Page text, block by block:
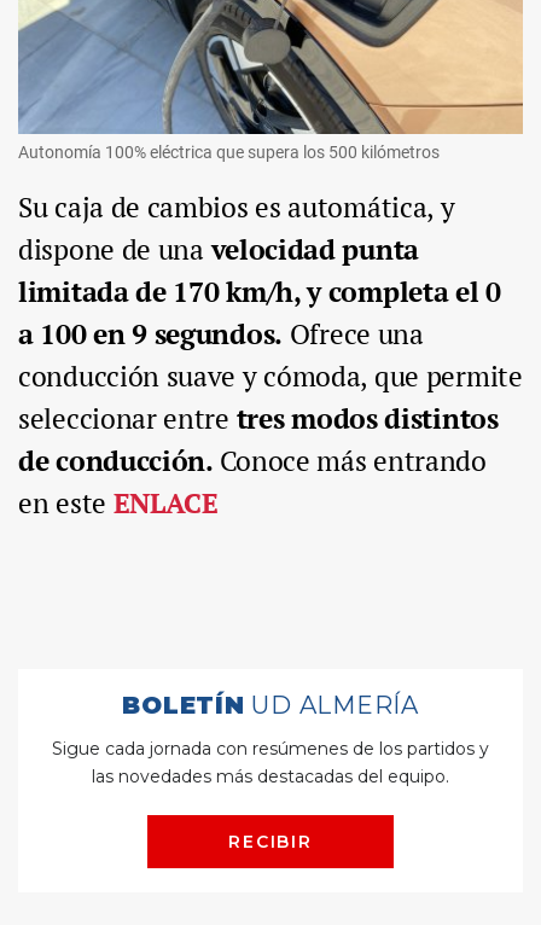
Autonomía 100% eléctrica que supera los 500 kilómetros
Su caja de cambios es automática, y
dispone de unavelocidad punta
limitada de 170 km/h, y completa el 0
a 100 en 9 segundos. Ofrece una
conducción suave y cómoda, que permite
seleccionar entre tres modos distintos
de conducción. Conoce más entrando
en este ENLACE